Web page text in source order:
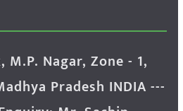
M.P. Nagar, Zone - 1,
Pradesh INDIA ---